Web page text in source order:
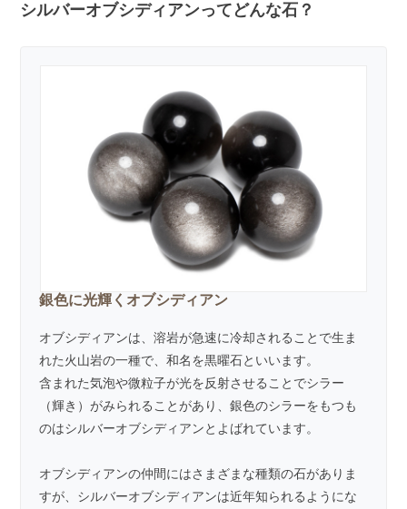
シルバーオブシディアンってどんな石？
銀色に光輝くオブシディアン
オブシディアンは、溶岩が急速に冷却されることで生ま
れた火山岩の一種で、和名を黒曜石といいます。
含まれた気泡や微粒子が光を反射させることでシラー
（輝き）がみられることがあり、銀色のシラーをもつも
のはシルバーオブシディアンとよばれています。
オブシディアンの仲間にはさまざまな種類の石がありま
すが、シルバーオブシディアンは近年知られるようにな